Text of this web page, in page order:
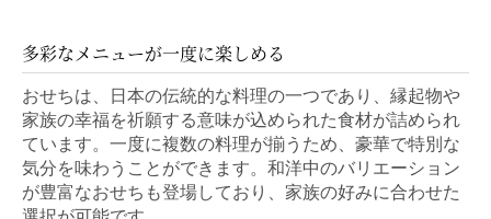
多彩なメニューが一度に楽しめる
おせちは、日本の伝統的な料理の一つであり、縁起物や
家族の幸福を祈願する意味が込められた食材が詰められ
ています。一度に複数の料理が揃うため、豪華で特別な
気分を味わうことができます。和洋中のバリエーション
が豊富なおせちも登場しており、家族の好みに合わせた